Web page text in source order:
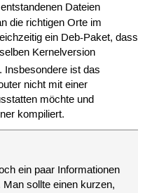
Dateien
die richtigen Orte im
ein Deb-Paket, dass
Kernelversion
Insbesondere ist das
nicht mit einer
möchte und
kompiliert.
ein paar Informationen
sollte einen kurzen,